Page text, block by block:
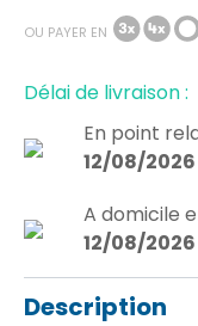
OU PAYER EN
Délai de livraison :
En point
12/08/2026
A domicile
12/08/2026
Description